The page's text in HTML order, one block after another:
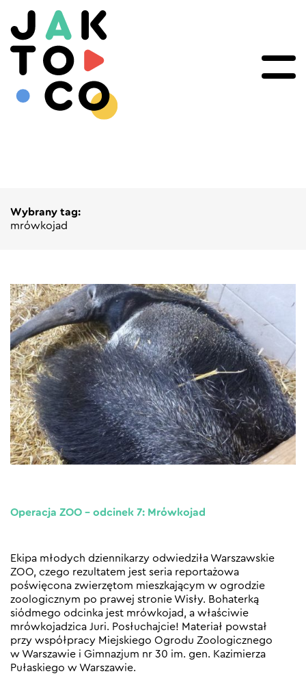
Wybrany tag:
mrówkojad
Operacja ZOO – odcinek 7: Mrówkojad
Ekipa młodych dziennikarzy odwiedziła Warszawskie
ZOO, czego rezultatem jest seria reportażowa
poświęcona zwierzętom mieszkającym w ogrodzie
zoologicznym po prawej stronie Wisły. Bohaterką
siódmego odcinka jest mrówkojad, a właściwie
mrówkojadzica Juri. Posłuchajcie! Materiał powstał
przy współpracy Miejskiego Ogrodu Zoologicznego
w Warszawie i Gimnazjum nr 30 im. gen. Kazimierza
Pułaskiego w Warszawie.